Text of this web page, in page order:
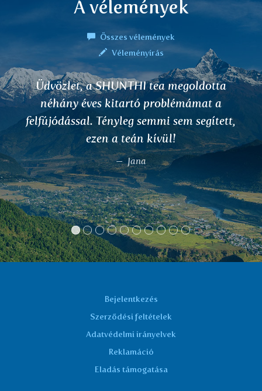
A vélemények
Összes vélemények
Véleményírás
a
sem segített,
A DALCHINI teát
háromszoros fogyasztás
után kimehettem a
végigsétálhattam a virágos
hogy tudatában lennék
valamilyen allergiám
befejeztem az
gyógyítását, mint
Köszönöm!
Marta K.
Bejelentkezés
Szerződési feltételek
Adatvédelmi irányelvek
Reklamáció
Eladás támogatása